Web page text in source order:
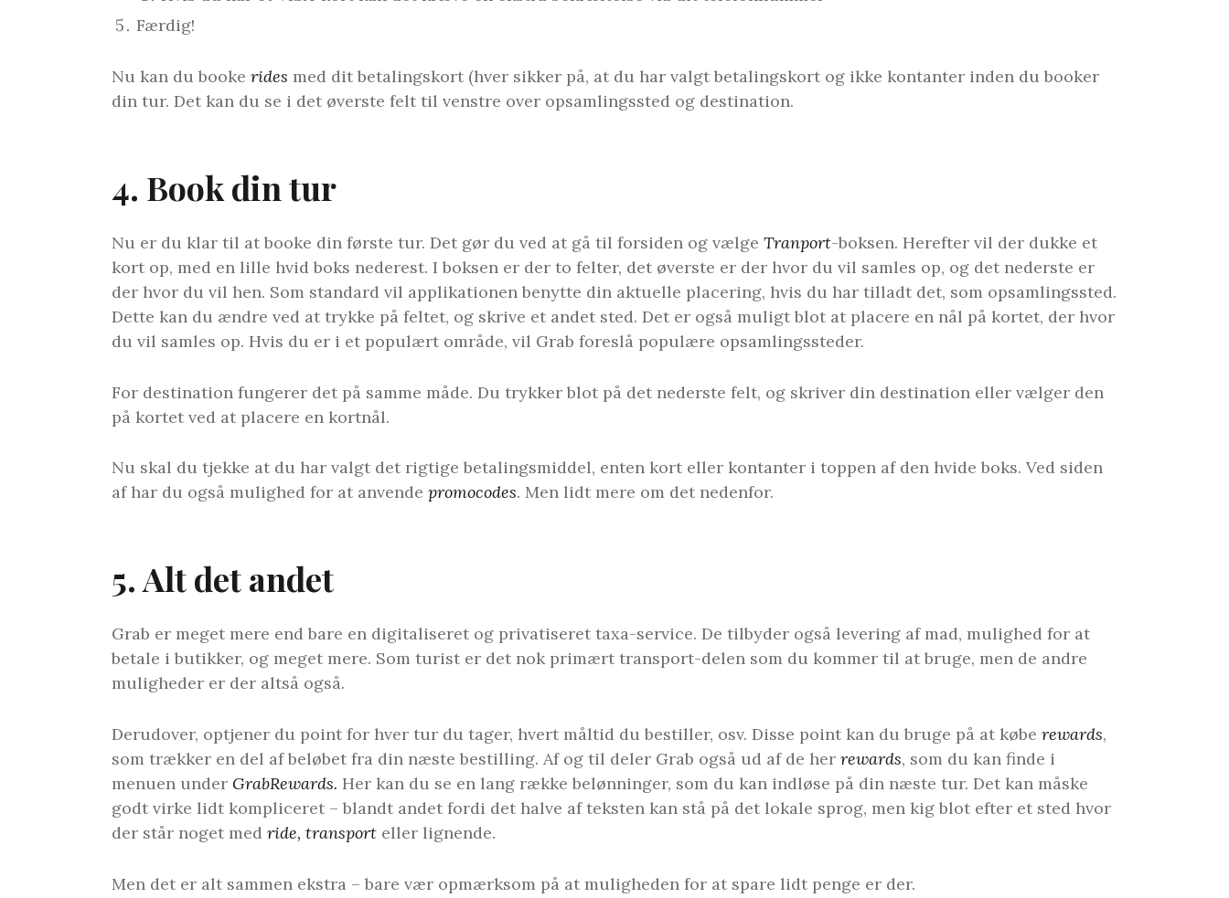
Færdig!
Nu kan du booke rides med dit betalingskort (hver sikker på, at du har valgt betalingskort og ikke kontanter inden du booker
din tur. Det kan du se i det øverste felt til venstre over opsamlingssted og destination.
4. Book din tur
Nu er du klar til at booke din første tur. Det gør du ved at gå til forsiden og vælge Tranport-boksen. Herefter vil der dukke et
kort op, med en lille hvid boks nederest. I boksen er der to felter, det øverste er der hvor du vil samles op, og det nederste er
der hvor du vil hen. Som standard vil applikationen benytte din aktuelle placering, hvis du har tilladt det, som opsamlingssted.
Dette kan du ændre ved at trykke på feltet, og skrive et andet sted. Det er også muligt blot at placere en nål på kortet, der hvor
du vil samles op. Hvis du er i et populært område, vil Grab foreslå populære opsamlingssteder.
For destination fungerer det på samme måde. Du trykker blot på det nederste felt, og skriver din destination eller vælger den
på kortet ved at placere en kortnål.
Nu skal du tjekke at du har valgt det rigtige betalingsmiddel, enten kort eller kontanter i toppen af den hvide boks. Ved siden
af har du også mulighed for at anvende promocodes. Men lidt mere om det nedenfor.
5. Alt det andet
Grab er meget mere end bare en digitaliseret og privatiseret taxa-service. De tilbyder også levering af mad, mulighed for at
betale i butikker, og meget mere. Som turist er det nok primært transport-delen som du kommer til at bruge, men de andre
muligheder er der altså også.
Derudover, optjener du point for hver tur du tager, hvert måltid du bestiller, osv. Disse point kan du bruge på at købe rewards,
som trækker en del af beløbet fra din næste bestilling. Af og til deler Grab også ud af de her rewards, som du kan finde i
menuen under GrabRewards. Her kan du se en lang række belønninger, som du kan indløse på din næste tur. Det kan måske
godt virke lidt kompliceret – blandt andet fordi det halve af teksten kan stå på det lokale sprog, men kig blot efter et sted hvor
der står noget med ride, transport eller lignende.
Men det er alt sammen ekstra – bare vær opmærksom på at muligheden for at spare lidt penge er der.